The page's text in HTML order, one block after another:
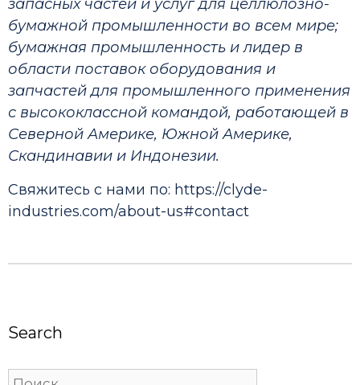
запасных частей и услуг для целлюлозно-
бумажной промышленности во всем мире;
бумажная промышленность и лидер в
области поставок оборудования и
запчастей для промышленного применения
с высококлассной командой, работающей в
Северной Америке, Южной Америке,
Скандинавии и Индонезии.
Свяжитесь с нами по: https://clyde-
industries.com/about-us#contact
Search
Поиск: